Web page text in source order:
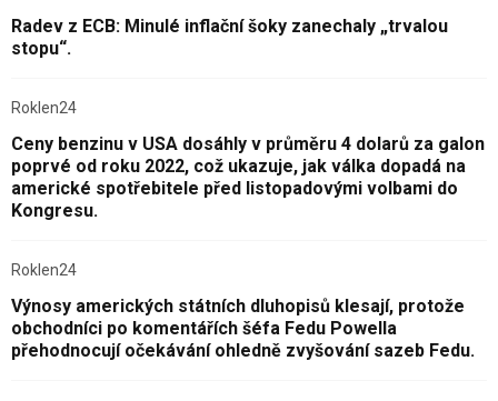
Radev z ECB: Minulé inflační šoky zanechaly „trvalou
stopu“.
Roklen24
Ceny benzinu v USA dosáhly v průměru 4 dolarů za galon
poprvé od roku 2022, což ukazuje, jak válka dopadá na
americké spotřebitele před listopadovými volbami do
Kongresu.
Roklen24
Výnosy amerických státních dluhopisů klesají, protože
obchodníci po komentářích šéfa Fedu Powella
přehodnocují očekávání ohledně zvyšování sazeb Fedu.